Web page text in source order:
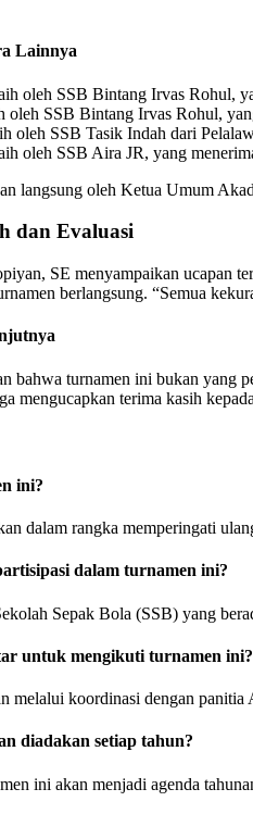
Lainnya
oleh SSB Bintang Irvas Rohul,
oleh SSB Bintang Irvas Rohul,
oleh SSB Tasik Indah dari
oleh SSB Aira JR, yang
langsung oleh Ketua Umum
dan Evaluasi
SE menyampaikan ucapan
berlangsung. “Semua
bahwa turnamen ini bukan yang
mengucapkan terima kasih
ini?
dalam rangka memperingati
dalam turnamen ini?
Sepak Bola (SSB) yang
untuk mengikuti turnamen ini?
melalui koordinasi dengan
diadakan setiap tahun?
ini akan menjadi agenda